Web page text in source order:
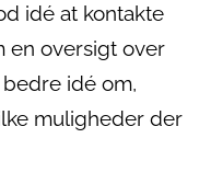
idé at kontakte
en oversigt over
idé om,
muligheder der